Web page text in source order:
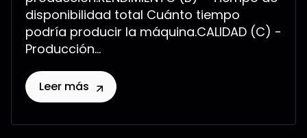
disponibilidad total Cuánto tiempo
podría producir la máquina.CALIDAD (C) -
Producción...
Leer más